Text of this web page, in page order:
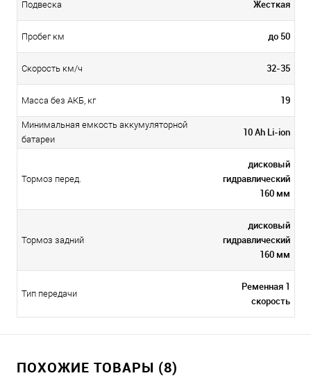
Подвеска Жесткая
Пробег км до 50
Скорость км/ч 32-35
Масса без АКБ, кг 19
Минимальная емкость аккумуляторной
батареи
10 Ah Li-ion
Тормоз перед.
дисковый
гидравлический
160 мм
Тормоз задний
дисковый
гидравлический
160 мм
Тип передачи
Ременная 1
скорость
ПОХОЖИЕ ТОВАРЫ (8)